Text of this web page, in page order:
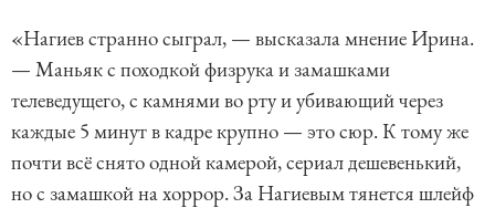
«Нагиев странно сыграл, — высказала мнение Ирина.
— Маньяк с походкой физрука и замашками
телеведущего, с камнями во рту и убивающий через
каждые 5 минут в кадре крупно — это сюр. К тому же
почти всё снято одной камерой, сериал дешевенький,
но с замашкой на хоррор. За Нагиевым тянется шлейф